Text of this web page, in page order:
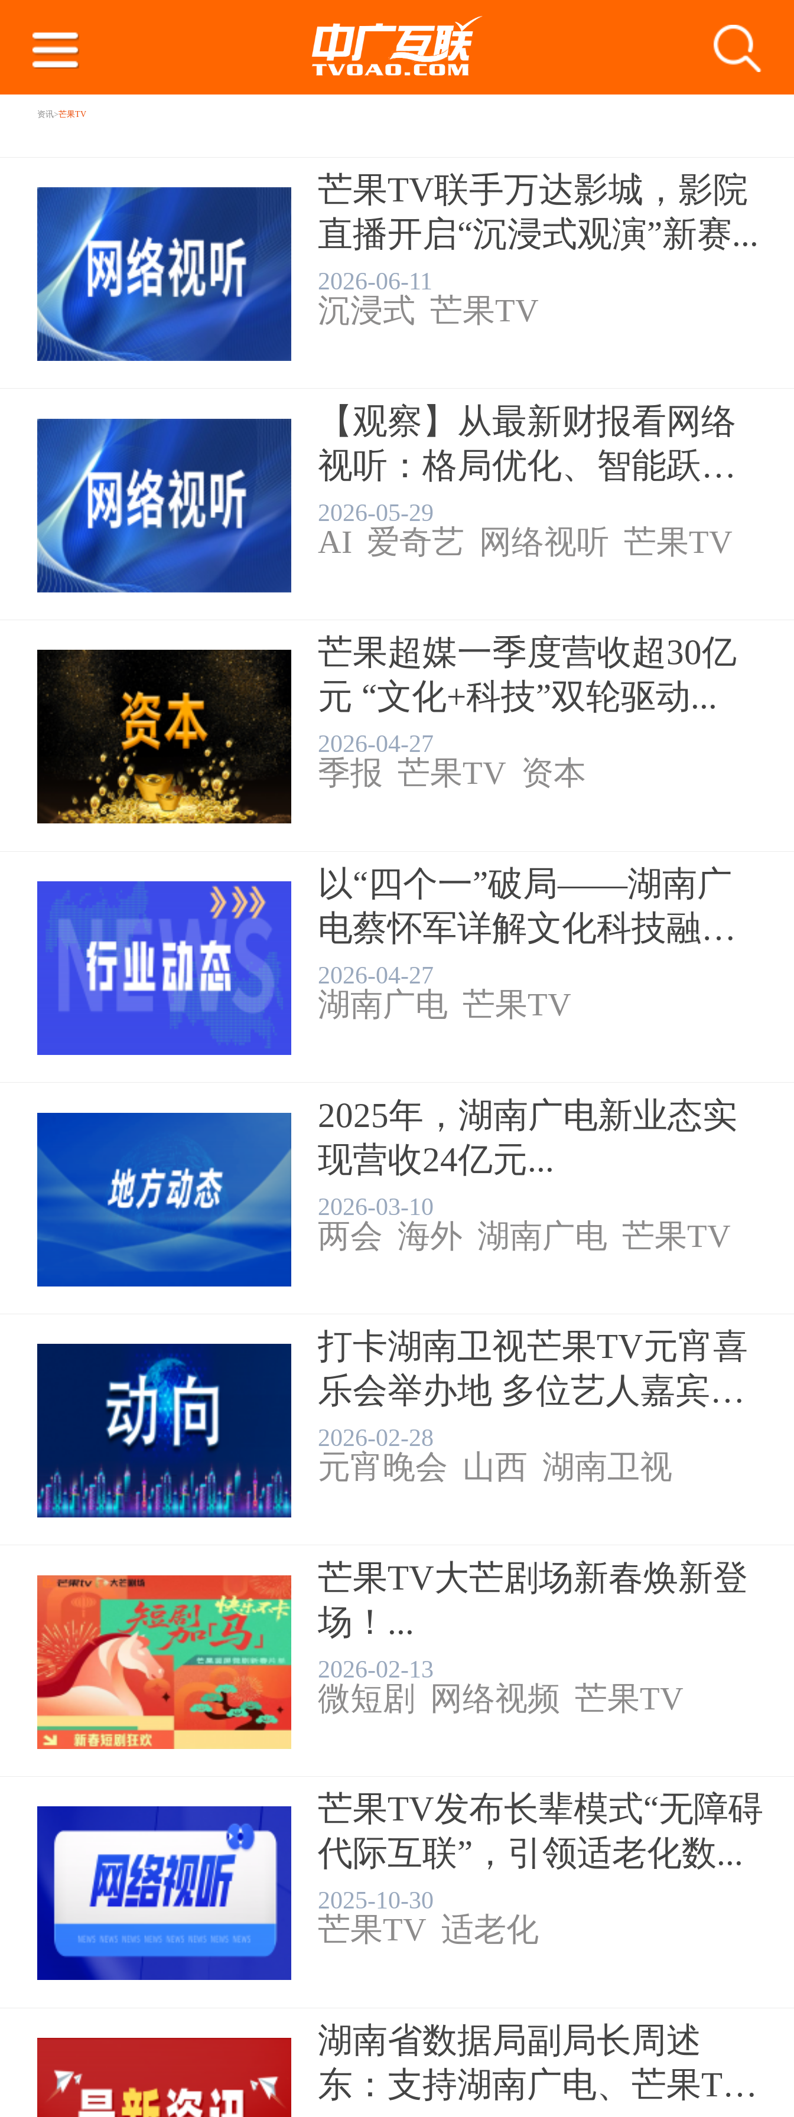
资讯>芒果TV
芒果TV联手万达影城，影院
直播开启“沉浸式观演”新赛...
2026-06-11
沉浸式 芒果TV
【观察】从最新财报看网络
视听：格局优化、智能跃
升、出...
2026-05-29
AI 爱奇艺 网络视听 芒果TV
芒果超媒一季度营收超30亿
元 “文化+科技”双轮驱动...
2026-04-27
季报 芒果TV 资本
以“四个一”破局——湖南广
电蔡怀军详解文化科技融合
的...
2026-04-27
湖南广电 芒果TV
2025年，湖南广电新业态实
现营收24亿元...
2026-03-10
两会 海外 湖南广电 芒果TV
打卡湖南卫视芒果TV元宵喜
乐会举办地 多位艺人嘉宾
等...
2026-02-28
元宵晚会 山西 湖南卫视
芒果TV
芒果TV大芒剧场新春焕新登
场！...
2026-02-13
微短剧 网络视频 芒果TV
芒果TV发布长辈模式“无障碍
代际互联”，引领适老化数...
2025-10-30
芒果TV 适老化
湖南省数据局副局长周述
东：支持湖南广电、芒果TV